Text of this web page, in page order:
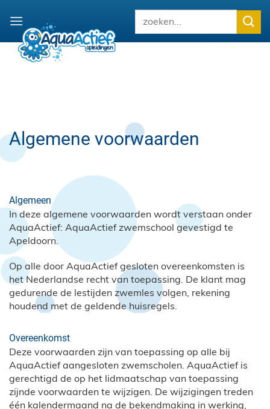
naar
inhoud
Algemene voorwaarden
Algemeen
In deze algemene voorwaarden wordt verstaan onder
AquaActief: AquaActief zwemschool gevestigd te
Apeldoorn.
Op alle door AquaActief gesloten overeenkomsten is
het Nederlandse recht van toepassing. De klant mag
gedurende de lestijden zwemles volgen, rekening
houdend met de geldende huisregels.
Overeenkomst
Deze voorwaarden zijn van toepassing op alle bij
AquaActief aangesloten zwemscholen. AquaActief is
gerechtigd de op het lidmaatschap van toepassing
zijnde voorwaarden te wijzigen. De wijzigingen treden
één kalendermaand na de bekendmaking in werking,